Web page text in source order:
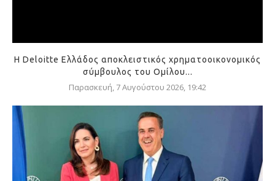
Η Deloitte Ελλάδος αποκλειστικός χρηματοοικονομικός
σύμβουλος του Ομίλου...
Παρασκευή, 7 Αυγούστου 2026, 19:42